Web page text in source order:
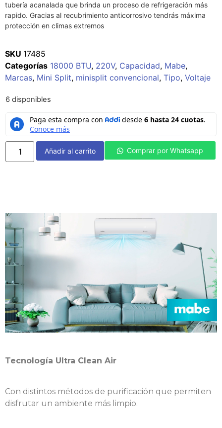
tubería acanalada que brinda un proceso de refrigeración más
rapido. Gracias al recubrimiento anticorrosivo tendrás máxima
protección en climas extremos
SKU 17485
Categorías 18000 BTU, 220V, Capacidad, Mabe,
Marcas, Mini Split, minisplit convencional, Tipo, Voltaje
6 disponibles
Añadir al carrito Comprar por Whatsapp
Tecnología Ultra Clean Air
Con distintos métodos de purificación que permiten
disfrutar un ambiente más limpio.